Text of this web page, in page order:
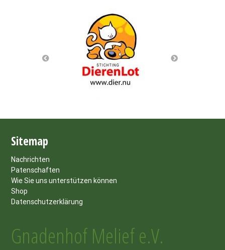
Sitemap
Nachrichten
Patenschaften
Wie Sie uns unterstützen können
Shop
Datenschutzerklärung
Gnadenhof Melief e.V.